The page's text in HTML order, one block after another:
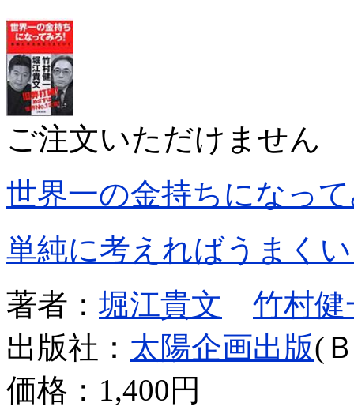
ご注文いただけません
世界一の金持ちになっ
単純に考えればうまく
著者： 堀江貴文
竹村健
出版社： 太陽企画出版(
価格： 1,400円